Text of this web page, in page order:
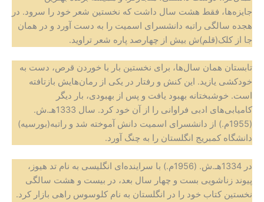
جایزه‌ها، فقط هشت سال داشت که نخستین شعر خود را سرود. در
هجده سالگی راتبه دانشسرای اسمیت را به دست آورد و در همان
جا از کلک(قلم)ش بیش از چهارصد پاره شعر تراوید.
تابستان همان سال‌ها، برای نخستین بار با خوردن قرص، دست به
خودکشی یازید. این کنش و رفتار در یکی از رمان‌هایش بازتافته
است. خوشبختانه بهبود یافت و پس از بهبودی، بار دیگر
کامیابی‌های ادبی فراوانی را از آن خود کرد. سال 1333هـ.ش.
(1955م.) از دانشسرای اسمیت دانش آموخته شد و راتبه(بورسیه)
دانشگاه کمبریج انگلستان را به چنگ آورد.
در 1334هـ.ش. (1956م.) با سراینده‌ای انگلیسی به نام تد هیوز،
پیوند زناشویی بست و چهار سال بعد، در بیست و هشت سالگی
نخستین کتاب خود را در انگلستان به نام کلوسوس راهی بازار کرد.